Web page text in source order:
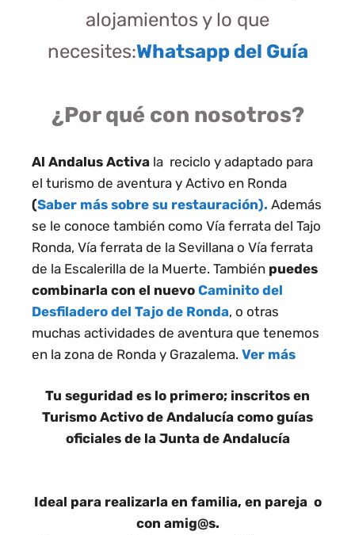
alojamientos y lo que
necesites:Whatsapp del Guía
¿Por qué con nosotros?
Al Andalus Activa la reciclo y adaptado para
el turismo de aventura y Activo en Ronda
(Saber más sobre su restauración). Además
se le conoce también como Vía ferrata del Tajo
Ronda, Vía ferrata de la Sevillana o Vía ferrata
de la Escalerilla de la Muerte. También puedes
combinarla con el nuevo Caminito del
Desfiladero del Tajo de Ronda, o otras
muchas actividades de aventura que tenemos
en la zona de Ronda y Grazalema. Ver más
Tu seguridad es lo primero; inscritos en
Turismo Activo de Andalucía como guías
oficiales de la Junta de Andalucía
Ideal para realizarla en familia, en pareja o
con amig@s.